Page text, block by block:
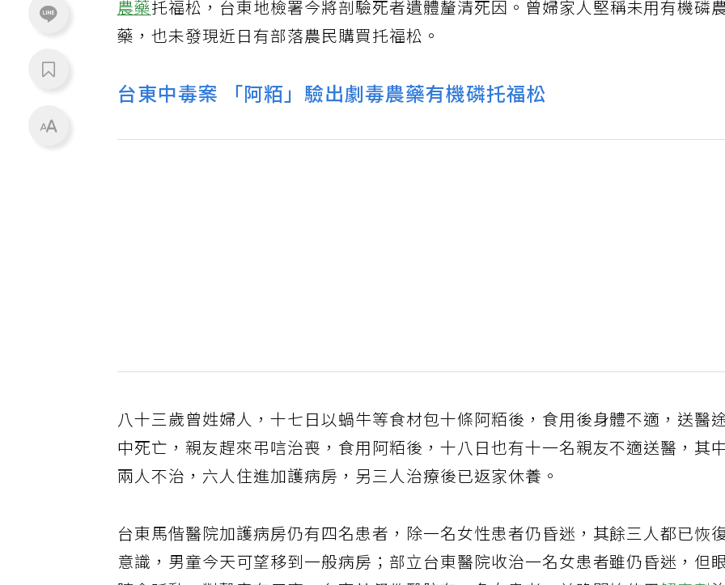
農藥托福松，台東地檢署今將剖驗死者遺體釐清死因。曾婦家人堅稱未用有機磷
藥，也未發現近日有部落農民購買托福松。
台東中毒案 「阿粨」驗出劇毒農藥有機磷托福松
八十三歲曾姓婦人，十七日以蝸牛等食材包十條阿粨後，食用後身體不適，送醫
中死亡，親友趕來弔唁治喪，食用阿粨後，十八日也有十一名親友不適送醫，其
兩人不治，六人住進加護病房，另三人治療後已返家休養。
台東馬偕醫院加護病房仍有四名患者，除一名女性患者仍昏迷，其餘三人都已恢
意識，男童今天可望移到一般病房；部立台東醫院收治一名女患者雖仍昏迷，但